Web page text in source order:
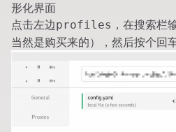
形化界面
点击左边profiles ，在搜索栏
当然是购买来的），然后按个回